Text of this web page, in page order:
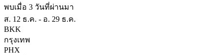
พบเมื่อ 3 วันที่ผ่านมา
ส. 12 ธ.ค. - อ. 29 ธ.ค.
BKK
กรุงเทพ
PHX